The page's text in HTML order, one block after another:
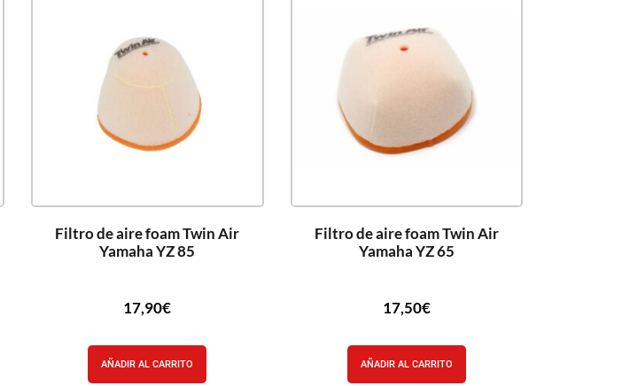
Filtro de aire foam Twin Air
Yamaha YZ 85
17,90€
AÑADIR AL CARRITO
Filtro de aire foam Twin Air
Yamaha YZ 65
17,50€
AÑADIR AL CARRITO